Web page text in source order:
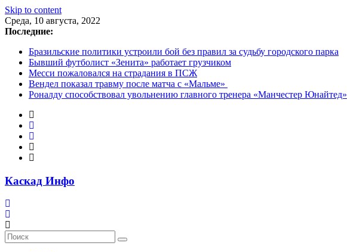
Skip to content
Среда, 10 августа, 2022
Последние:
Бразильские политики устроили бой без правил за судьбу городского парка
Бывший футболист «Зенита» работает грузчиком
Месси пожаловался на страдания в ПСЖ
Вендел показал травму после матча с «Мальме»
Роналду способствовал увольнению главного тренера «Манчестер Юнайтед»
Каскад Инфо